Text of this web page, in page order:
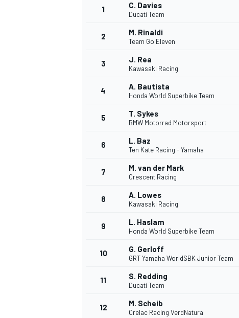
1 C. Davies
Ducati Team
2 M. Rinaldi
Team Go Eleven
3 J. Rea
Kawasaki Racing
4 A. Bautista
Honda World Superbike Team
5 T. Sykes
BMW Motorrad Motorsport
6 L. Baz
Ten Kate Racing - Yamaha
7 M. van der Mark
Crescent Racing
8 A. Lowes
Kawasaki Racing
9 L. Haslam
Honda World Superbike Team
10 G. Gerloff
GRT Yamaha WorldSBK Junior Team
11 S. Redding
Ducati Team
12 M. Scheib
Orelac Racing VerdNatura